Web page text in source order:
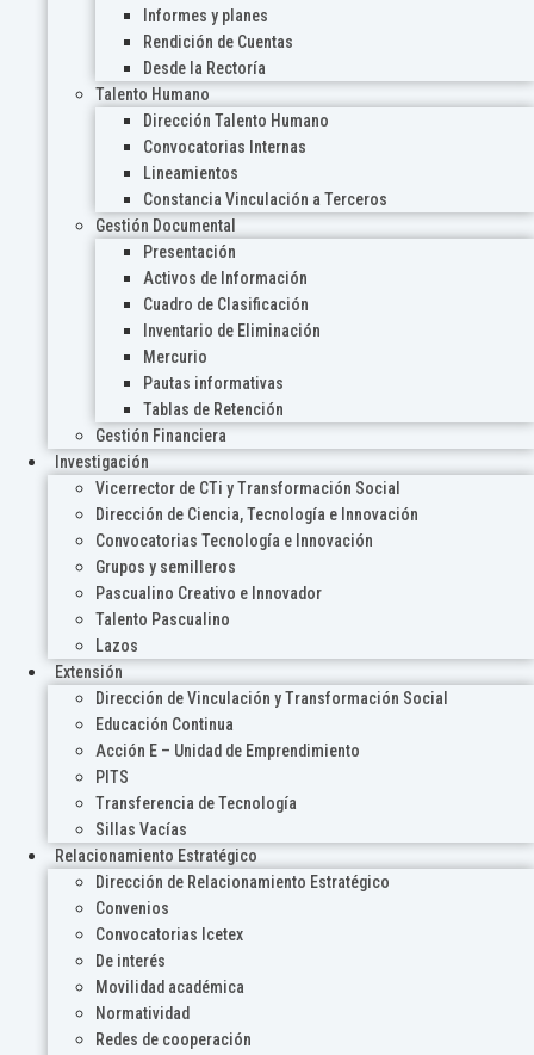
Informes y planes
Rendición de Cuentas
Desde la Rectoría
Talento Humano
Dirección Talento Humano
Convocatorias Internas
Lineamientos
Constancia Vinculación a Terceros
Gestión Documental
Presentación
Activos de Información
Cuadro de Clasificación
Inventario de Eliminación
Mercurio
Pautas informativas
Tablas de Retención
Gestión Financiera
Investigación
Vicerrector de CTi y Transformación Social
Dirección de Ciencia, Tecnología e Innovación
Convocatorias Tecnología e Innovación
Grupos y semilleros
Pascualino Creativo e Innovador
Talento Pascualino
Lazos
Extensión
Dirección de Vinculación y Transformación Social
Educación Continua
Acción E – Unidad de Emprendimiento
PITS
Transferencia de Tecnología
Sillas Vacías
Relacionamiento Estratégico
Dirección de Relacionamiento Estratégico
Convenios
Convocatorias Icetex
De interés
Movilidad académica
Normatividad
Redes de cooperación